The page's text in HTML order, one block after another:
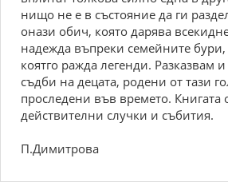
нищо не е в състояние да ги
онази обич, която дарява
надежда въпреки семейните бури,
коятго ражда легенди. Разказвам
съдби на децата, родени от тази
проследени във времето. Книгата
действителни случки и събития.
П.Димитрова